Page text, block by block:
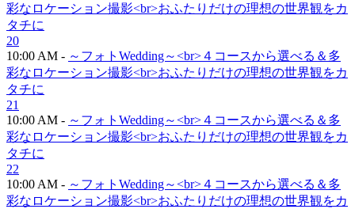
彩なロケーション撮影<br>おふたりだけの理想の世界観をカ
タチに
20
10:00 AM - ～フォトWedding～<br>４コースから選べる＆多
彩なロケーション撮影<br>おふたりだけの理想の世界観をカ
タチに
21
10:00 AM - ～フォトWedding～<br>４コースから選べる＆多
彩なロケーション撮影<br>おふたりだけの理想の世界観をカ
タチに
22
10:00 AM - ～フォトWedding～<br>４コースから選べる＆多
彩なロケーション撮影<br>おふたりだけの理想の世界観をカ